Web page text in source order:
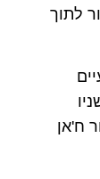
לתוך
ח'אן